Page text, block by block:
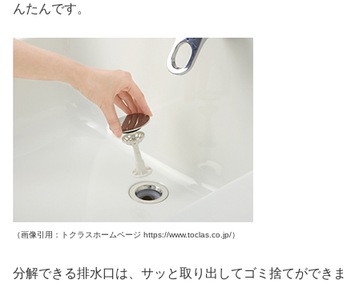
んたんです。
（画像引用：トクラスホームページ https://www.toclas.co.jp/）
分解できる排水口は、サッと取り出してゴミ捨てができま